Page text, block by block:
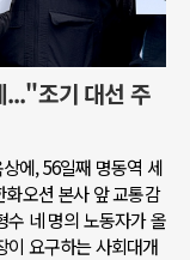
..."조기 대선 주
에, 56일째 명동역 세
오션 본사 앞 교통감
수 네 명의 노동자가 올
이 요구하는 사회대개